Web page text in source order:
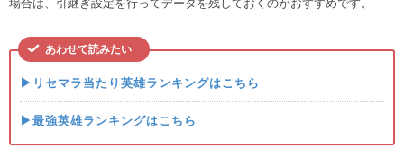
場合は、引継ぎ設定を行ってデータを残しておくのがおすすめです。
あわせて読みたい
▶リセマラ当たり英雄ランキングはこちら
▶最強英雄ランキングはこちら